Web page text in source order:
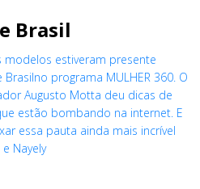
Brasil
modelos estiveram presente
Brasilno programa MULHER 360. O
Augusto Motta deu dicas de
estão bombando na internet. E
essa pauta ainda mais incrível
Nayely